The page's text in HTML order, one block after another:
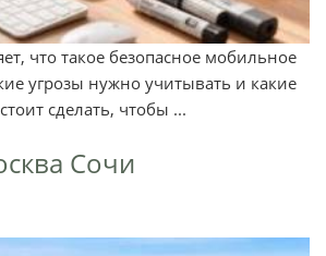
что такое безопасное мобильное
угрозы нужно учитывать и какие
сделать, чтобы ...
Сочи